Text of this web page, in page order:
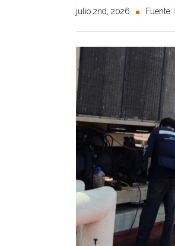
julio 2nd, 2026 Fuente: